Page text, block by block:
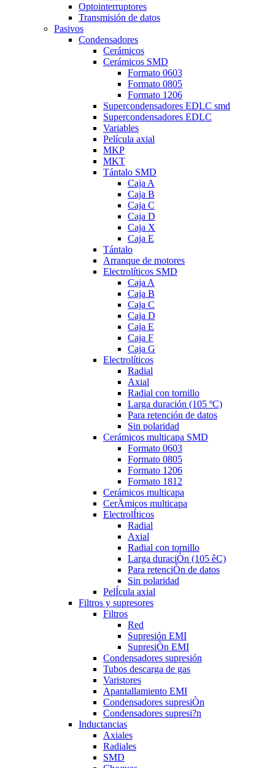
Optointerruptores
Transmisión de datos
Pasivos
Condensadores
Cerámicos
Cerámicos SMD
Formato 0603
Formato 0805
Formato 1206
Supercondensadores EDLC smd
Supercondensadores EDLC
Variables
Película axial
MKP
MKT
Tántalo SMD
Caja A
Caja B
Caja C
Caja D
Caja X
Caja E
Tántalo
Arranque de motores
Electrolíticos SMD
Caja A
Caja B
Caja C
Caja D
Caja E
Caja F
Caja G
Electrolíticos
Radial
Axial
Radial con tornillo
Larga duración (105 ºC)
Para retención de datos
Sin polaridad
Cerámicos multicapa SMD
Formato 0603
Formato 0805
Formato 1206
Formato 1812
Cerámicos multicapa
CerÄmicos multicapa
ElectrolÍticos
Radial
Axial
Radial con tornillo
Larga duraciÒn (105 êC)
Para retenciÒn de datos
Sin polaridad
PelÍcula axial
Filtros y supresores
Filtros
Red
Supresión EMI
SupresiÒn EMI
Condensadores supresión
Tubos descarga de gas
Varistores
Apantallamiento EMI
Condensadores supresiÒn
Condensadores supresi?n
Inductancias
Axiales
Radiales
SMD